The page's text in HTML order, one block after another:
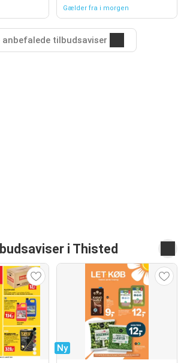
Gælder fra i morgen
anbefalede tilbudsaviser
i Thisted
Ny